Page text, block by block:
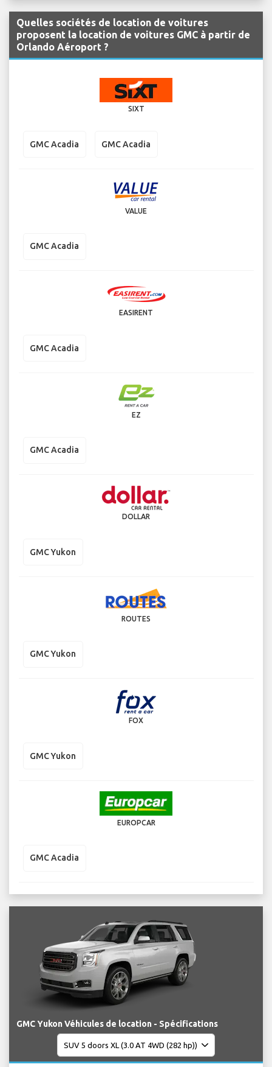
Quelles sociétés de location de voitures
proposent la location de voitures GMC à partir de
Orlando Aéroport ?
SIXT
GMC Acadia GMC Acadia
VALUE
GMC Acadia
EASIRENT
GMC Acadia
EZ
GMC Acadia
DOLLAR
GMC Yukon
ROUTES
GMC Yukon
FOX
GMC Yukon
EUROPCAR
GMC Acadia
GMC Yukon Véhicules de location - Spécifications